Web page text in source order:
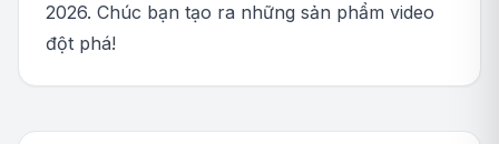
2026. Chúc bạn tạo ra những sản phẩm video
đột phá!